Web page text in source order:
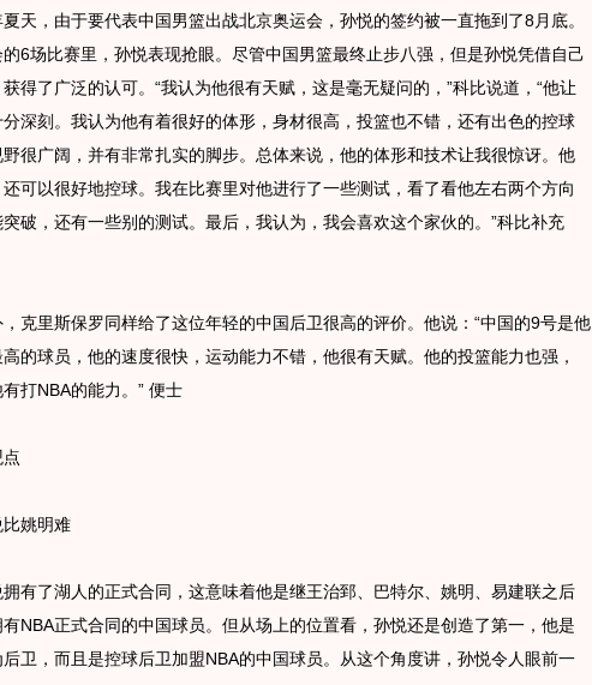
，由于要代表中国男篮出战北京奥运会，孙悦的签约被一直拖到了8月底。
6场比赛里，孙悦表现抢眼。尽管中国男篮最终止步八强，但是孙悦凭借自己
得了广泛的认可。“我认为他很有天赋，这是毫无疑问的，”科比说道，“他让
深刻。我认为他有着很好的体形，身材很高，投篮也不错，还有出色的控球
很广阔，并有非常扎实的脚步。总体来说，他的体形和技术让我很惊讶。他
可以很好地控球。我在比赛里对他进行了一些测试，看了看他左右两个方向
破，还有一些别的测试。最后，我认为，我会喜欢这个家伙的。”科比补充
里斯保罗同样给了这位年轻的中国后卫很高的评价。他说：“中国的9号是他
的球员，他的速度很快，运动能力不错，他很有天赋。他的投篮能力也强，
打NBA的能力。” 便士
姚明难
了湖人的正式合同，这意味着他是继王治郅、巴特尔、姚明、易建联之后
NBA正式合同的中国球员。但从场上的位置看，孙悦还是创造了第一，他是
卫，而且是控球后卫加盟NBA的中国球员。从这个角度讲，孙悦令人眼前一